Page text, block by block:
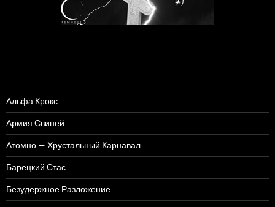
Альфа Крокс
Армия Свиней
Атомно — Хрустальный Карнавал
Барецкий Стас
Безудержное Разложение